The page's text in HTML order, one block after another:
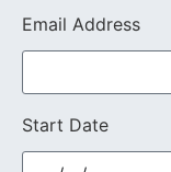
Email Address
Start Date